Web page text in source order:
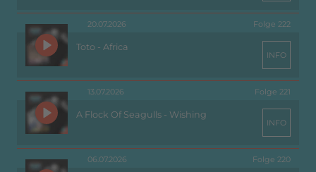
20.07.2026 Folge 222
Toto - Africa
INFO
13.07.2026 Folge 221
A Flock Of Seagulls - Wishing
INFO
06.07.2026 Folge 220